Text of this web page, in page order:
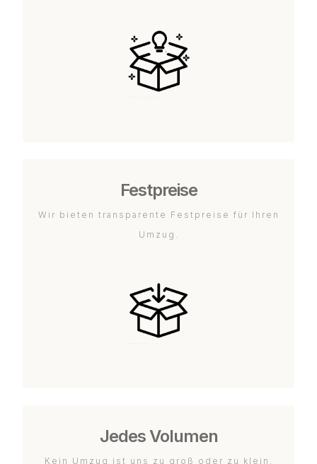
Festpreise
Wir bieten transparente Festpreise für Ihren
Umzug.
Jedes Volumen
Kein Umzug ist uns zu groß oder zu klein.